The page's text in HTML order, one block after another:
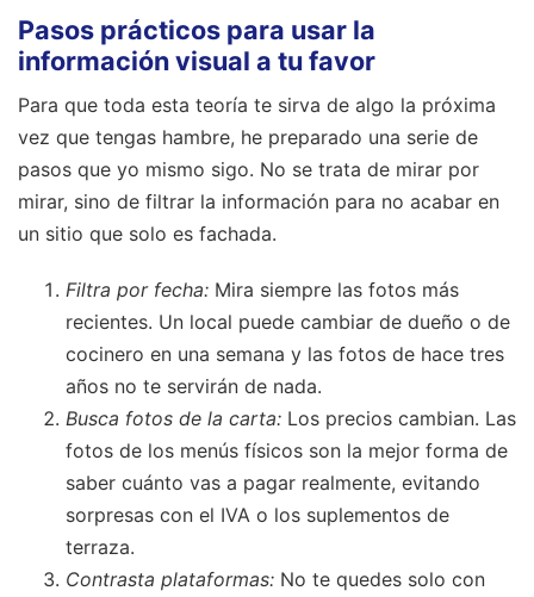
Pasos prácticos para usar la
información visual a tu favor
Para que toda esta teoría te sirva de algo la próxima
vez que tengas hambre, he preparado una serie de
pasos que yo mismo sigo. No se trata de mirar por
mirar, sino de filtrar la información para no acabar en
un sitio que solo es fachada.
Filtra por fecha: Mira siempre las fotos más
recientes. Un local puede cambiar de dueño o de
cocinero en una semana y las fotos de hace tres
años no te servirán de nada.
Busca fotos de la carta: Los precios cambian. Las
fotos de los menús físicos son la mejor forma de
saber cuánto vas a pagar realmente, evitando
sorpresas con el IVA o los suplementos de
terraza.
Contrasta plataformas: No te quedes solo con